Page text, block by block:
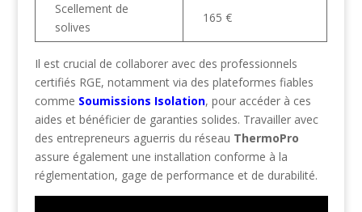
Scellement de
solives
165 €
Il est crucial de collaborer avec des professionnels
certifiés RGE, notamment via des plateformes fiables
comme Soumissions Isolation, pour accéder à ces
aides et bénéficier de garanties solides. Travailler avec
des entrepreneurs aguerris du réseau ThermoPro
assure également une installation conforme à la
réglementation, gage de performance et de durabilité.